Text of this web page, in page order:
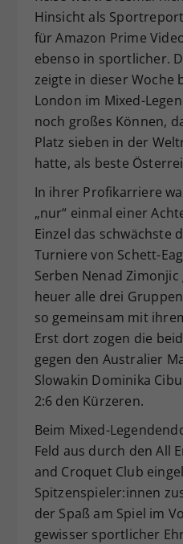
Hinsicht als
für Amazon Prime
ebenso in sportlicher.
zeigte in dieser Woche
London im Mixed-
noch großes Können,
Platz sieben in der
hatte, als beste
In ihrer Profikarriere
„nur“ einmal einer
Einzel das schwächste
Turniere von Schett-
Serben Nenad Zimonjic
heuer alle drei
so gemeinsam mit
Erst dort zogen die
gegen den Australier
Slowakin Dominika
2:6 den Kürzeren.
Beim Mixed-
Feld aus durch den All
and Croquet Club
Spitzenspieler:innen
der Spaß am Spiel im
gewisser sportlicher
Zweck
Dieser Wert
zufällig
historische
Webseiten-
hat.